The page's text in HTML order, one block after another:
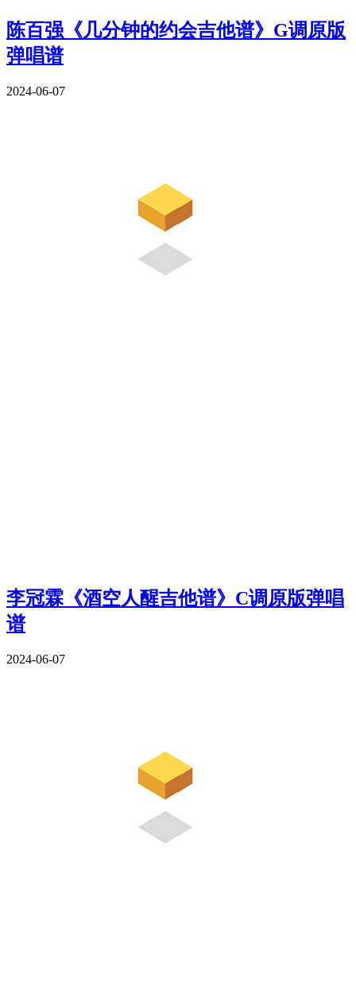
陈百强《几分钟的约会吉他谱》G调原版
弹唱谱
2024-06-07
李冠霖《酒空人醒吉他谱》C调原版弹唱
谱
2024-06-07